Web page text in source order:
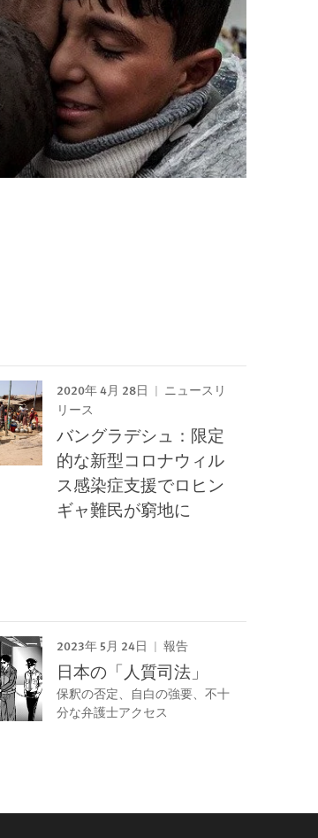
2020年 4月 28日
ニュースリ
リース
バングラデシュ：限定
的な新型コロナウィル
ス感染症支援でロヒン
ギャ難民が窮地に
2023年 5月 24日 報告
日本の「人質司法」
保釈の否定、自白の強要、不十
分な弁護士アクセス